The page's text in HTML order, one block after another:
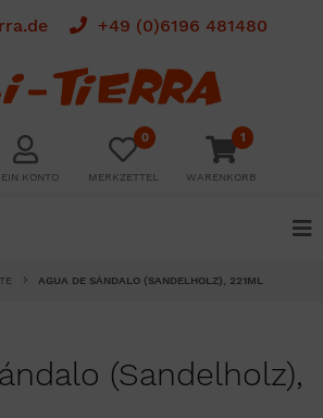
+49 (0)6196 481480
KONTO
0
MERKZETTEL
1
WARENKORB
AGUA DE SÁNDALO (SANDELHOLZ), 221ML
(Sandelholz),